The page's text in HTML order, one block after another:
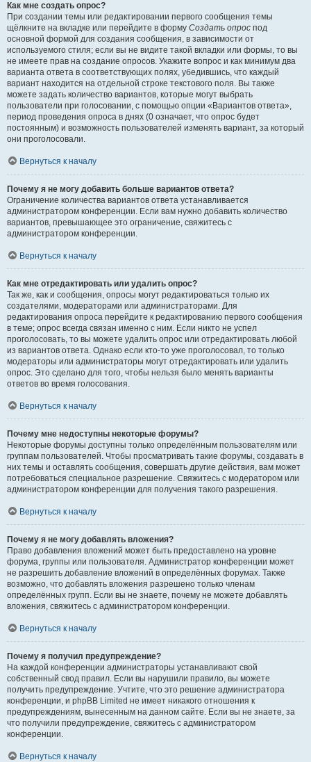
Как мне создать опрос?
При создании темы или редактировании первого сообщения темы
щёлкните на вкладке или перейдите в форму Создать опрос под
основной формой для создания сообщения, в зависимости от
используемого стиля; если вы не видите такой вкладки или формы, то вы
не имеете прав на создание опросов. Укажите вопрос и как минимум два
варианта ответа в соответствующих полях, убедившись, что каждый
вариант находится на отдельной строке текстового поля. Вы также
можете задать количество вариантов, которые могут выбрать
пользователи при голосовании, с помощью опции «Вариантов ответа»,
период проведения опроса в днях (0 означает, что опрос будет
постоянным) и возможность пользователей изменять вариант, за который
они проголосовали.
Вернуться к началу
Почему я не могу добавить больше вариантов ответа?
Ограничение количества вариантов ответа устанавливается
администратором конференции. Если вам нужно добавить количество
вариантов, превышающее это ограничение, свяжитесь с
администратором конференции.
Вернуться к началу
Как мне отредактировать или удалить опрос?
Так же, как и сообщения, опросы могут редактироваться только их
создателями, модераторами или администраторами. Для
редактирования опроса перейдите к редактированию первого сообщения
в теме; опрос всегда связан именно с ним. Если никто не успел
проголосовать, то вы можете удалить опрос или отредактировать любой
из вариантов ответа. Однако если кто-то уже проголосовал, то только
модераторы или администраторы могут отредактировать или удалить
опрос. Это сделано для того, чтобы нельзя было менять варианты
ответов во время голосования.
Вернуться к началу
Почему мне недоступны некоторые форумы?
Некоторые форумы доступны только определённым пользователям или
группам пользователей. Чтобы просматривать такие форумы, создавать в
них темы и оставлять сообщения, совершать другие действия, вам может
потребоваться специальное разрешение. Свяжитесь с модератором или
администратором конференции для получения такого разрешения.
Вернуться к началу
Почему я не могу добавлять вложения?
Право добавления вложений может быть предоставлено на уровне
форума, группы или пользователя. Администратор конференции может
не разрешить добавление вложений в определённых форумах. Также
возможно, что добавлять вложения разрешено только членам
определённых групп. Если вы не знаете, почему не можете добавлять
вложения, свяжитесь с администратором конференции.
Вернуться к началу
Почему я получил предупреждение?
На каждой конференции администраторы устанавливают свой
собственный свод правил. Если вы нарушили правило, вы можете
получить предупреждение. Учтите, что это решение администратора
конференции, и phpBB Limited не имеет никакого отношения к
предупреждениям, вынесенным на данном сайте. Если вы не знаете, за
что получили предупреждение, свяжитесь с администратором
конференции.
Вернуться к началу